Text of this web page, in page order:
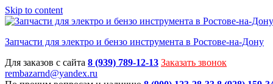
Skip to content
Запчасти для электро и бензо инструмента в Ростове-на-Дону
Для заказов с сайта 8 (939) 789-12-13 Заказать звонок
rembazarnd@yandex.ru